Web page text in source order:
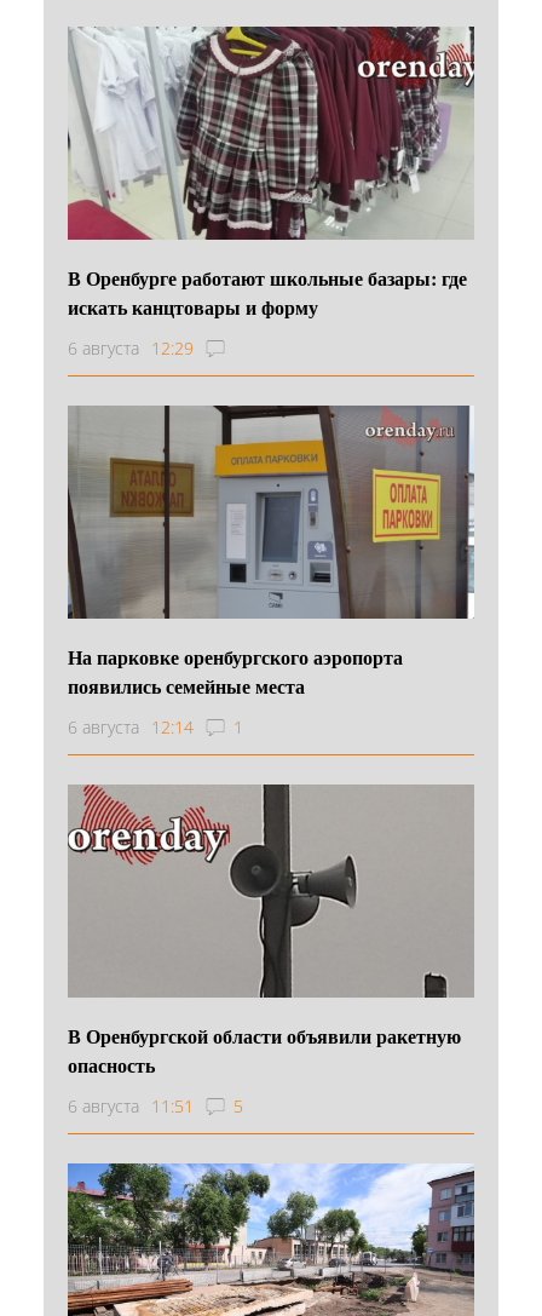
В Оренбурге работают школьные базары: где
искать канцтовары и форму
6 августа 12:29
На парковке оренбургского аэропорта
появились семейные места
6 августа 12:14 1
В Оренбургской области объявили ракетную
опасность
6 августа 11:51 5